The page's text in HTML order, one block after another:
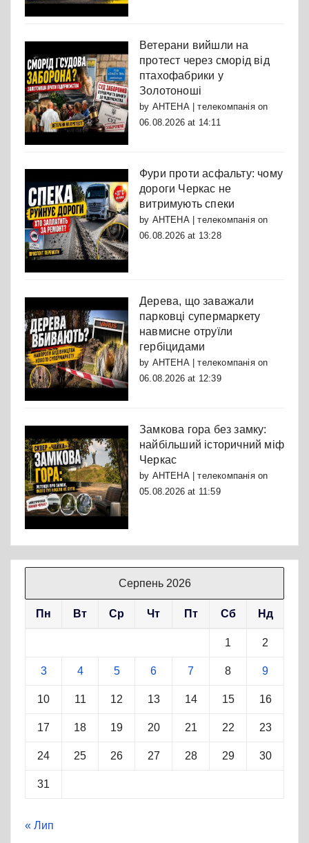
Ветерани вийшли на
протест через сморід від
птахофабрики у
Золотоноші
by АНТЕНА | телекомпаніяon
06.08.2026 at 14:11
Фури проти асфальту: чому
дороги Черкас не
витримують спеки
by АНТЕНА | телекомпаніяon
06.08.2026 at 13:28
Дерева, що заважали
парковці супермаркету
навмисне отруїли
гербіцидами
by АНТЕНА | телекомпаніяon
06.08.2026 at 12:39
Замкова гора без замку:
найбільший історичний міф
Черкас
by АНТЕНА | телекомпаніяon
05.08.2026 at 11:59
Серпень 2026
Пн Вт Ср Чт Пт Сб Нд
1 2
3 4 5 6 7 8 9
10 11 12 13 14 15 16
17 18 19 20 21 22 23
24 25 26 27 28 29 30
31
« Лип